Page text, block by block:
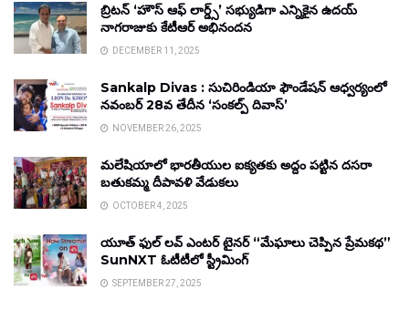
బ్రిటన్ ‘హౌస్ ఆఫ్ లార్డ్స్’ సభ్యుడిగా ఎన్నికైన ఉదయ్
నాగరాజుకు కేటీఆర్ అభినందన
DECEMBER 11, 2025
Sankalp Divas : సుచిరిండియా ఫౌండేషన్ ఆధ్వర్యంలో
నవంబర్ 28వ తేదీన ‘సంకల్ప్ దివాస్’
NOVEMBER 26, 2025
మలేషియాలో భారతీయుల ఐక్యతకు అద్దం పట్టిన దసరా
బతుకమ్మ దీపావళి వేడుకలు
OCTOBER 4, 2025
యూత్ ఫుల్ లవ్ ఎంటర్ టైనర్ “మేఘాలు చెప్పిన ప్రేమకథ”
SunNXT ఓటీటీలో స్ట్రీమింగ్
SEPTEMBER 27, 2025